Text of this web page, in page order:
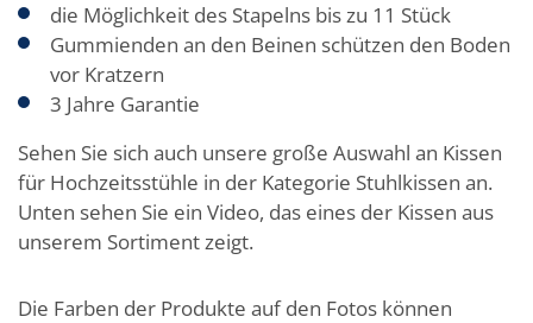
die Möglichkeit des Stapelns bis zu 11 Stück
Gummienden an den Beinen schützen den Boden
vor Kratzern
3 Jahre Garantie
Sehen Sie sich auch unsere große Auswahl an Kissen
für Hochzeitsstühle in der Kategorie Stuhlkissen an.
Unten sehen Sie ein Video, das eines der Kissen aus
unserem Sortiment zeigt.
Die Farben der Produkte auf den Fotos können